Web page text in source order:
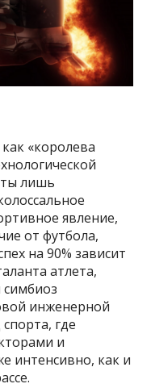
«королева
лишь
явление,
от футбола,
на 90% зависит
атлета,
инженерной
где
и
интенсивно, как и